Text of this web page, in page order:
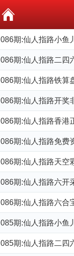
086期:仙人指路小鱼
086期:仙人指路二四
086期:仙人指路铁算
086期:仙人指路开奖
086期:仙人指路香港
086期:仙人指路免费
086期:仙人指路天空
086期:仙人指路六开
086期:仙人指路六合
085期:仙人指路小鱼
085期:仙人指路二四